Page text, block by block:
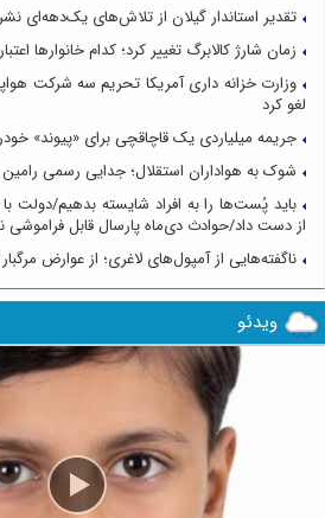
تقدیر استاندار گیلان از تلاش‌های یک‌دهه‌ای
زمان شارژ کالابرگ تغییر کرد؛ کدام خانوارها
وزارت خزانه داری آمریکا تحریم سه شرکت
لغو کرد
جریمه میلیاردی یک قاچاقچی برای «پیوند»
شوک به هواداران استقلال؛ جدایی رسمی رامین
باید پُست‌ها را به افراد شایسته بدهیم/دولت
از دست داد/حوادث دی‌ماه پارسال قابل
ناگفته‌هایی از آمپول‌های لاغری؛ از عوارض مرگبار
ویدئو